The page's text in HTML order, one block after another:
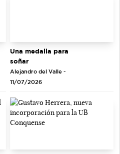
Una medalla para
soñar
Alejandro del Valle -
11/07/2026